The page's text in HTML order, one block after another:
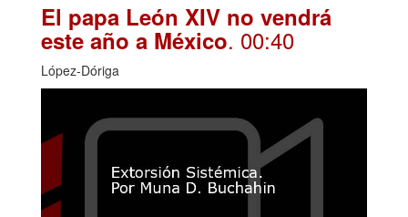
El papa León XIV no vendrá
este año a México. 00:40
López-Dóriga